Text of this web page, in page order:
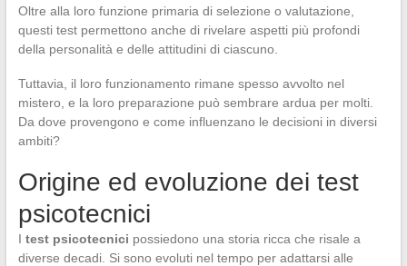
Oltre alla loro funzione primaria di selezione o valutazione,
questi test permettono anche di rivelare aspetti più profondi
della personalità e delle attitudini di ciascuno.
Tuttavia, il loro funzionamento rimane spesso avvolto nel
mistero, e la loro preparazione può sembrare ardua per molti.
Da dove provengono e come influenzano le decisioni in diversi
ambiti?
Origine ed evoluzione dei test
psicotecnici
I test psicotecnici possiedono una storia ricca che risale a
diverse decadi. Si sono evoluti nel tempo per adattarsi alle